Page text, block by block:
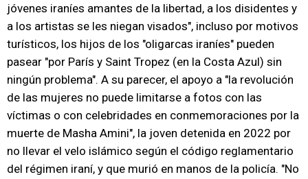
jóvenes iraníes amantes de la libertad, a los disidentes y
a los artistas se les niegan visados", incluso por motivos
turísticos, los hijos de los "oligarcas iraníes" pueden
pasear "por París y Saint Tropez (en la Costa Azul) sin
ningún problema". A su parecer, el apoyo a "la revolución
de las mujeres no puede limitarse a fotos con las
víctimas o con celebridades en conmemoraciones por la
muerte de Masha Amini", la joven detenida en 2022 por
no llevar el velo islámico según el código reglamentario
del régimen iraní, y que murió en manos de la policía. "No